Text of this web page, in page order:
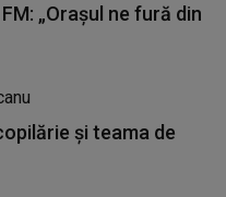
„Orașul ne fură din
și teama de